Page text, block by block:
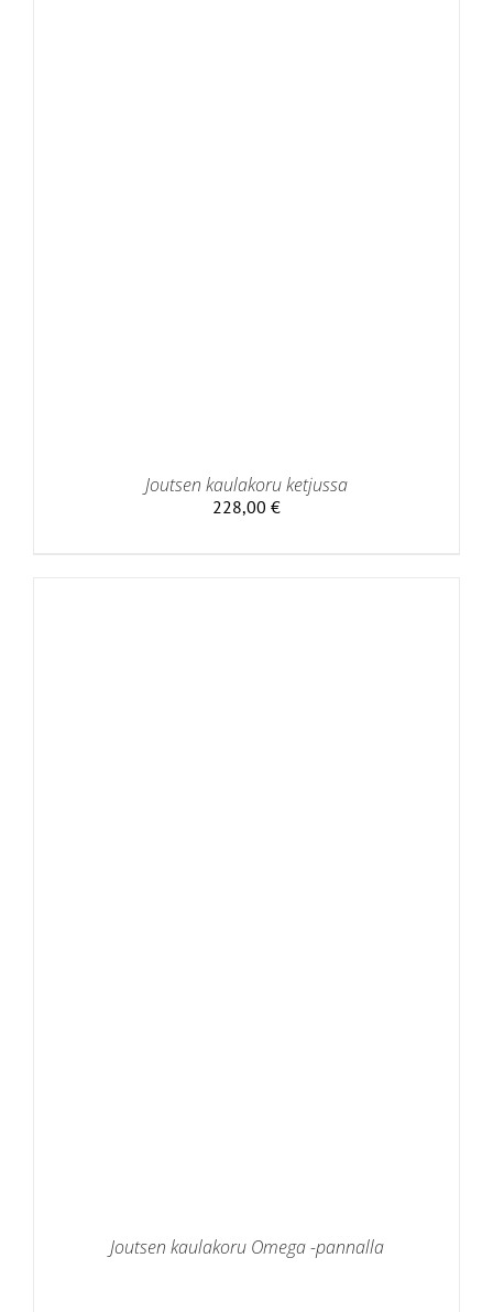
Joutsen kaulakoru ketjussa
228,00 €
Joutsen kaulakoru Omega -pannalla